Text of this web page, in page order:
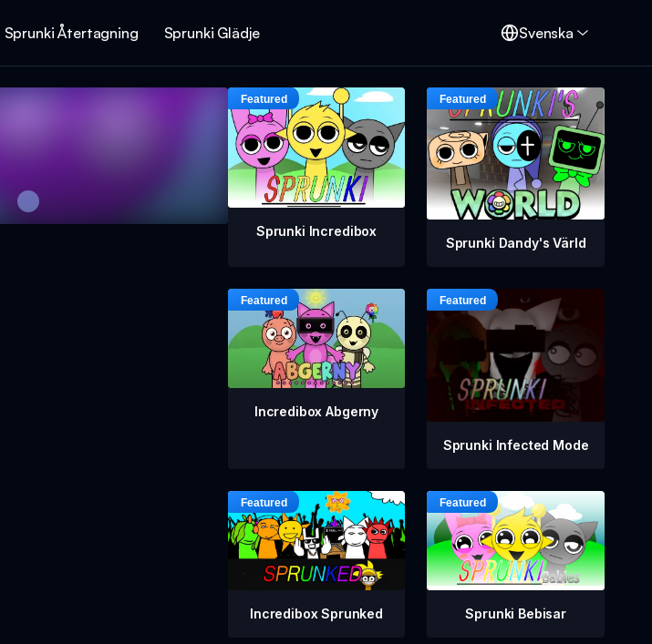
Sprunki Återtagning Sprunki Glädje Svenska
Sprunki Incredibox
Sprunki Dandy's Värld
Incredibox Abgerny
Sprunki Infected Mode
Incredibox Sprunked Sprunki Bebisar